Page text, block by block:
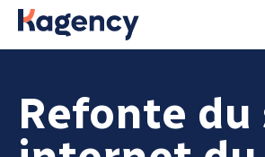
Refonte du